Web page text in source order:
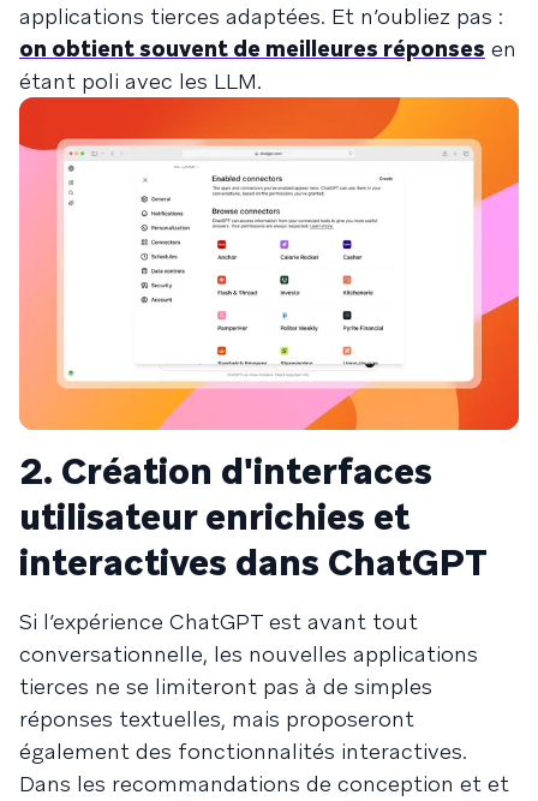
applications tierces adaptées. Et n’oubliez pas :
on obtient souvent de meilleures réponses en
étant poli avec les LLM.
2. Création d'interfaces
utilisateur enrichies et
interactives dans ChatGPT
Si l’expérience ChatGPT est avant tout
conversationnelle, les nouvelles applications
tierces ne se limiteront pas à de simples
réponses textuelles, mais proposeront
également des fonctionnalités interactives.
Dans les recommandations de conception et et